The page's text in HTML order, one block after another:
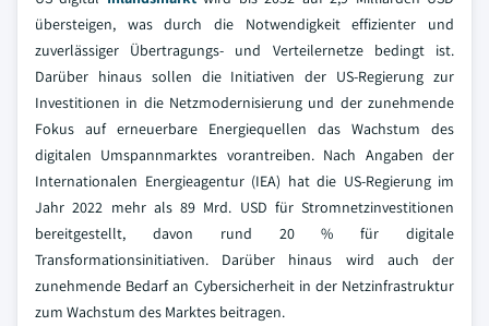
übersteigen, was durch die Notwendigkeit effizienter und
zuverlässiger Übertragungs- und Verteilernetze bedingt ist.
Darüber hinaus sollen die Initiativen der US-Regierung zur
Investitionen in die Netzmodernisierung und der zunehmende
Fokus auf erneuerbare Energiequellen das Wachstum des
digitalen Umspannmarktes vorantreiben. Nach Angaben der
Internationalen Energieagentur (IEA) hat die US-Regierung im
Jahr 2022 mehr als 89 Mrd. USD für Stromnetzinvestitionen
bereitgestellt, davon rund 20 % für digitale
Transformationsinitiativen. Darüber hinaus wird auch der
zunehmende Bedarf an Cybersicherheit in der Netzinfrastruktur
zum Wachstum des Marktes beitragen.